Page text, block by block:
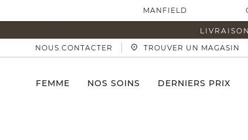
MANFIELD
NOUS CONTACTER
TROUVER UN MAGASIN
FEMME NOS SOINS DERNIERS PRIX